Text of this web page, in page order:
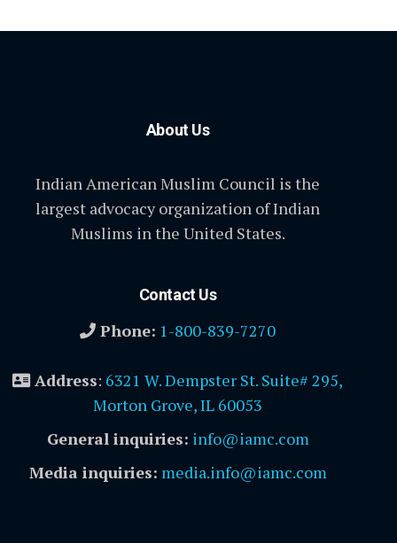
About Us
Indian American Muslim Council is the
largest advocacy organization of Indian
Muslims in the United States.
Contact Us
Phone: 1-800-839-7270
Address: 6321 W. Dempster St. Suite# 295,
Morton Grove, IL 60053
General inquiries: info@iamc.com
Media inquiries: media.info@iamc.com